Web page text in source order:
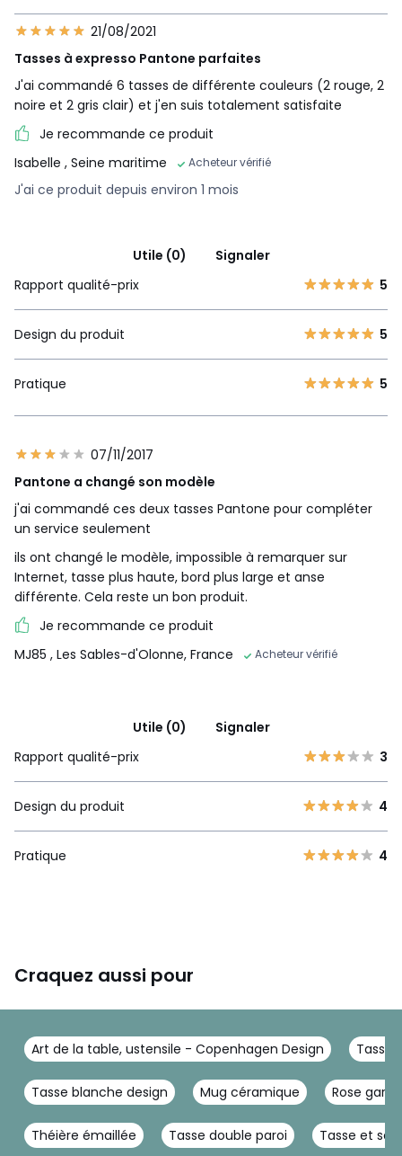
21/08/2021
Tasses à expresso Pantone parfaites
J'ai commandé 6 tasses de différente couleurs (2 rouge, 2
noire et 2 gris clair) et j'en suis totalement satisfaite
Je recommande ce produit
Isabelle , Seine maritime Acheteur vérifié
J'ai ce produit depuis environ 1 mois
Utile (0)
Signaler
Rapport qualité-prix
5
Design du produit 5
Pratique 5
07/11/2017
Pantone a changé son modèle
j'ai commandé ces deux tasses Pantone pour compléter
un service seulement
ils ont changé le modèle, impossible à remarquer sur
Internet, tasse plus haute, bord plus large et anse
différente. Cela reste un bon produit.
Je recommande ce produit
MJ85 , Les Sables-d'Olonne, France Acheteur vérifié
Utile (0)
Signaler
Rapport qualité-prix
3
Design du produit 4
Pratique 4
Craquez aussi pour
Art de la table, ustensile - Copenhagen Design
Tasse blanche design Mug céramique Rose
Théière émaillée Tasse double paroi Tasse et